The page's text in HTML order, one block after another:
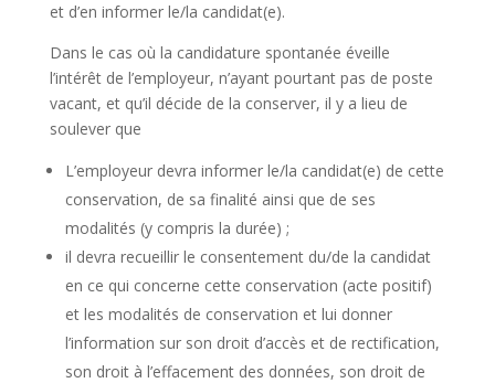
et d’en informer le/la candidat(e).
Dans le cas où la candidature spontanée éveille
l’intérêt de l’employeur, n’ayant pourtant pas de poste
vacant, et qu’il décide de la conserver, il y a lieu de
soulever que
L’employeur devra informer le/la candidat(e) de cette
conservation, de sa finalité ainsi que de ses
modalités (y compris la durée) ;
il devra recueillir le consentement du/de la candidat
en ce qui concerne cette conservation (acte positif)
et les modalités de conservation et lui donner
l’information sur son droit d’accès et de rectification,
son droit à l’effacement des données, son droit de